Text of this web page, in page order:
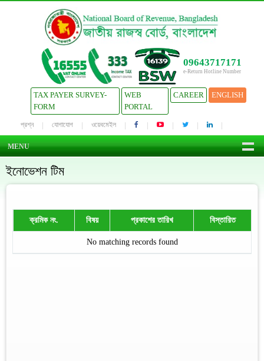
09643717171
e-Return Hotline Number
TAX PAYER SURVEY-
FORM
WEB
PORTAL
CAREER ENGLISH
প্রশ্ন যোগাযোগ ওয়েবমেইল
MENU
ইনোভেশন টিম
ক্রমিক নং. বিষয় প্রকাশের তারিখ বিস্তারিত
No matching records found